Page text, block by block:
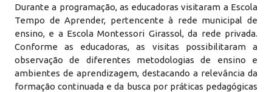
Durante a programação, as educadoras visitaram a Escola
Tempo de Aprender, pertencente à rede municipal de
ensino, e a Escola Montessori Girassol, da rede privada.
Conforme as educadoras, as visitas possibilitaram a
observação de diferentes metodologias de ensino e
ambientes de aprendizagem, destacando a relevância da
formação continuada e da busca por práticas pedagógicas